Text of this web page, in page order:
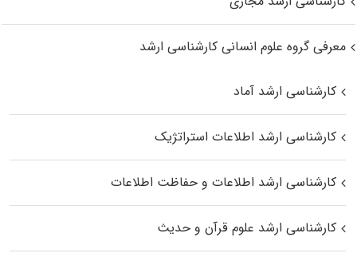
معرفی گروه علوم انسانی کارشناسی ارشد
کارشناسی ارشد آماد
کارشناسی ارشد اطلاعات استراتژیک
کارشناسی ارشد اطلاعات و حفاظت اطلاعات
کارشناسی ارشد علوم قرآن و حدیث